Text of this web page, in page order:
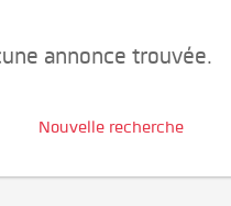
annonce trouvée.
Nouvelle recherche